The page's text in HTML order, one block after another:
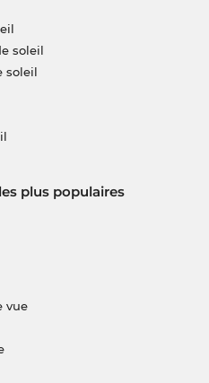
soleil
soleil
plus populaires
vue